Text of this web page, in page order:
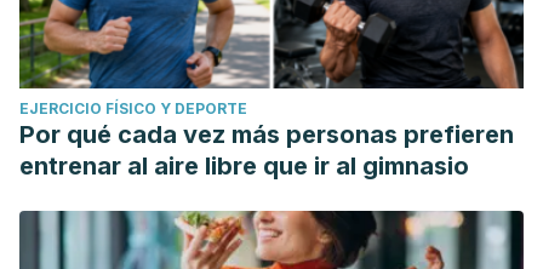
EJERCICIO FÍSICO Y DEPORTE
Por qué cada vez más personas prefieren
entrenar al aire libre que ir al gimnasio